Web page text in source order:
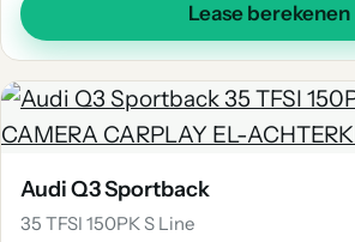
Lease berekenen
Audi Q3 Sportback
35 TFSI 150PK S Line